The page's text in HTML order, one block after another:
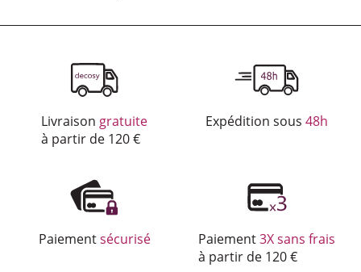
Livraison gratuite
à partir de 120 €
Expédition sous 48h
Paiementsécurisé Paiement3X sans frais
à partir de 120 €